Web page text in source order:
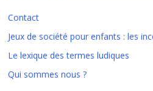
Contact
Jeux de société pour enfants : les
Le lexique des termes ludiques
Qui sommes nous ?